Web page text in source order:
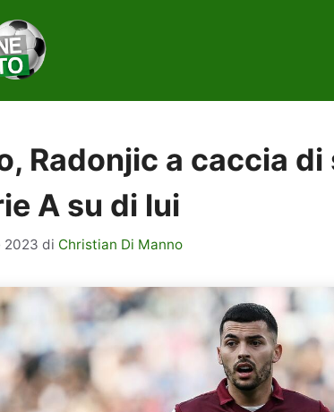
Radonjic a caccia
A su di lui
2023 di Christian Di Manno